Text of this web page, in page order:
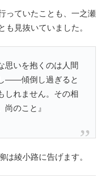
っていたことも、一之瀬
も見抜いていました。
思いを抱くのは人間
――傾倒し過ぎると
しれません。その相
のこと』
は綾小路に告げます。